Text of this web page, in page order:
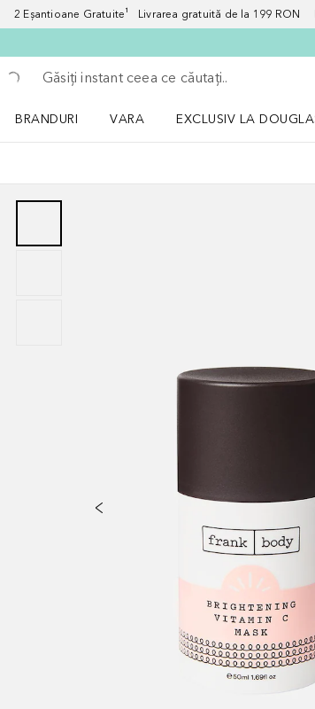
2 Eșantioane Gratuite¹ Livrarea gratuită de la 199 RON
Înapoi
Executați căutarea
BRANDURI
VARA
EXCLUSIV LA